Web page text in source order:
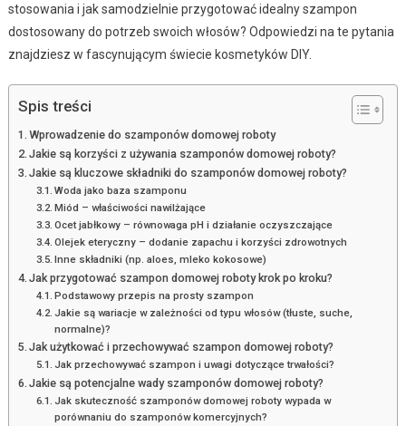
stosowania i jak samodzielnie przygotować idealny szampon
dostosowany do potrzeb swoich włosów? Odpowiedzi na te pytania
znajdziesz w fascynującym świecie kosmetyków DIY.
Spis treści
Wprowadzenie do szamponów domowej roboty
Jakie są korzyści z używania szamponów domowej roboty?
Jakie są kluczowe składniki do szamponów domowej roboty?
Woda jako baza szamponu
Miód – właściwości nawilżające
Ocet jabłkowy – równowaga pH i działanie oczyszczające
Olejek eteryczny – dodanie zapachu i korzyści zdrowotnych
Inne składniki (np. aloes, mleko kokosowe)
Jak przygotować szampon domowej roboty krok po kroku?
Podstawowy przepis na prosty szampon
Jakie są wariacje w zależności od typu włosów (tłuste, suche,
normalne)?
Jak użytkować i przechowywać szampon domowej roboty?
Jak przechowywać szampon i uwagi dotyczące trwałości?
Jakie są potencjalne wady szamponów domowej roboty?
Jak skuteczność szamponów domowej roboty wypada w
porównaniu do szamponów komercyjnych?